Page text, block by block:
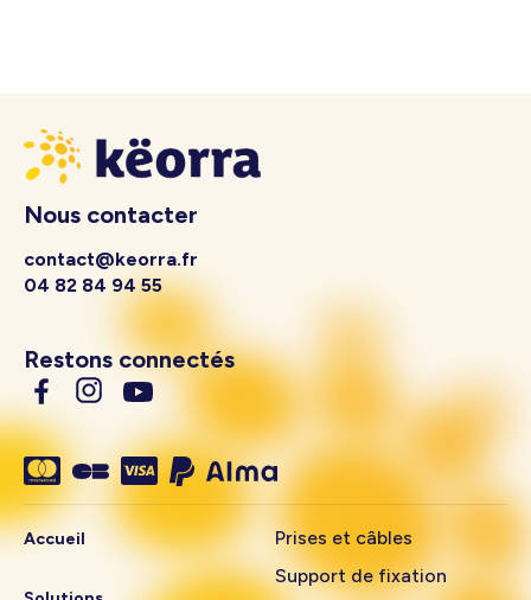
Nous contacter
contact@keorra.fr
04 82 84 94 55
Restons connectés
Accueil
Prises et câbles
Support de fixation